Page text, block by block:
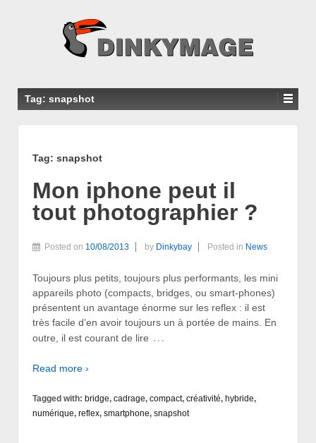
Tag: snapshot
Tag: snapshot
Mon iphone peut il
tout photographier ?
Posted on 10/08/2013 by Dinkybay Posted in News
Toujours plus petits, toujours plus performants, les mini
appareils photo (compacts, bridges, ou smart-phones)
présentent un avantage énorme sur les reflex : il est
très facile d’en avoir toujours un à portée de mains. En
outre, il est courant de lire …
Read more ›
Tagged with: bridge, cadrage, compact, créativité, hybride,
numérique, reflex, smartphone, snapshot